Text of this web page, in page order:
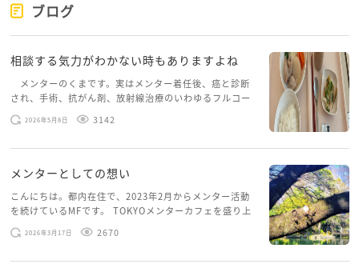
ブログ
相談する気力がわかない時もありますよね
メンターのくまです。実はメンター着任後、癌と診断
され、手術、抗がん剤、放射線治療のいわゆるフルコー
スを体験していて、しばらくメンターカフェに来られて
いませんでした。体力だけでなく、気力も落ちパソコン
2026年5月8日 3142
メンターとしての想い
こんにちは。都内在住で、2023年2月からメンター活動
を続けているMFです。 TOKYOメンターカフェを盛り上
げたいという想いから、勇気を出して初めてブログを投
稿してみようと思います。少し自分のことを書いてみま
2026年3月17日 2670